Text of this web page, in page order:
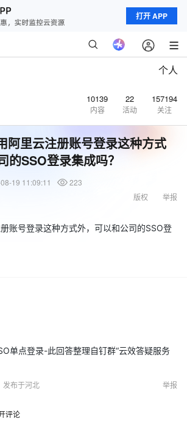
打开 APP
个人
10139
内容
22
活动
157194
关注
阿里云注册账号登录这种方式
的SSO登录集成吗？
19 11:09:11
223
举报
版权
账号登录这种方式外，可以和公司的SSO登
单点登录-此回答整理自钉群“云效答疑服务
发布于河北 举报
评论